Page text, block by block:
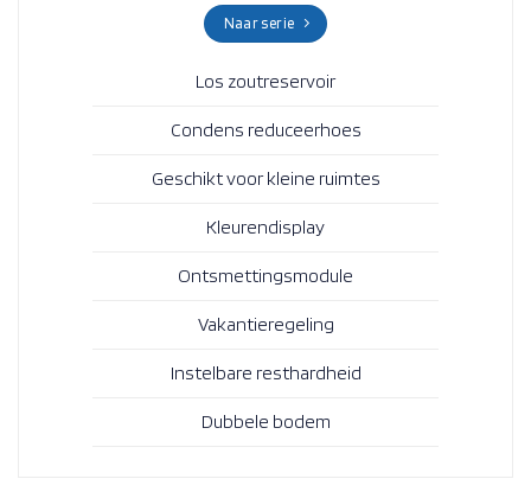
Naar serie
Los zoutreservoir
Condens reduceerhoes
Geschikt voor kleine ruimtes
Kleurendisplay
Ontsmettingsmodule
Vakantieregeling
Instelbare resthardheid
Dubbele bodem